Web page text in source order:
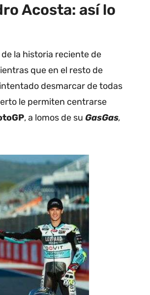
Acosta: así lo
la historia reciente de
que en el resto de
desmarcar de todas
le permiten centrarse
, a lomos de su GasGas,